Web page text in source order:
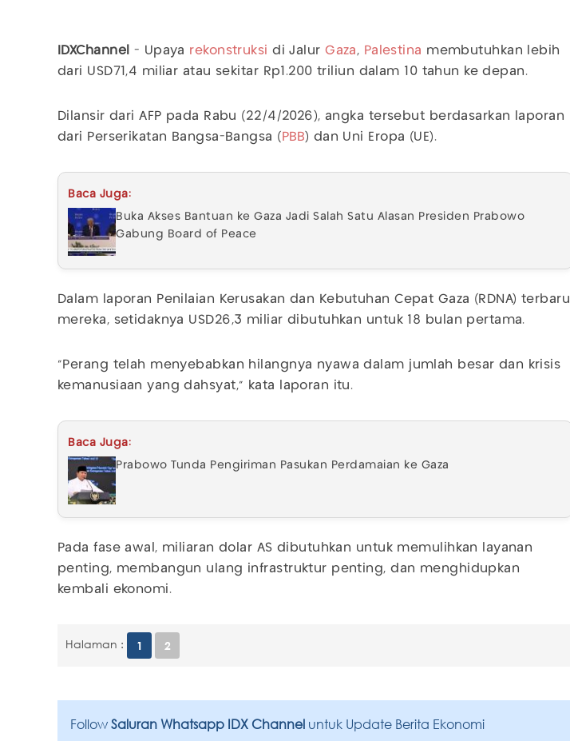
IDXChannel - Upaya rekonstruksi di JalurGaza , Palestina membutuhkan lebih
dari USD71,4 miliar atau sekitar Rp1.200 triliun dalam 10 tahun ke depan.
Dilansir dari AFP pada Rabu (22/4/2026), angka tersebut berdasarkan laporan
dari Perserikatan Bangsa-Bangsa ( PBB) dan Uni Eropa (UE).
Baca Juga:
Buka Akses Bantuan ke Gaza Jadi Salah Satu Alasan Presiden Prabowo
Gabung Board of Peace
Dalam laporan Penilaian Kerusakan dan Kebutuhan Cepat Gaza (RDNA) terbaru
mereka, setidaknya USD26,3 miliar dibutuhkan untuk 18 bulan pertama.
"Perang telah menyebabkan hilangnya nyawa dalam jumlah besar dan krisis
kemanusiaan yang dahsyat," kata laporan itu.
Baca Juga:
Prabowo Tunda Pengiriman Pasukan Perdamaian ke Gaza
Pada fase awal, miliaran dolar AS dibutuhkan untuk memulihkan layanan
penting, membangun ulang infrastruktur penting, dan menghidupkan
kembali ekonomi.
Halaman : 1 2
Follow Saluran Whatsapp IDX Channel untuk Update Berita Ekonomi